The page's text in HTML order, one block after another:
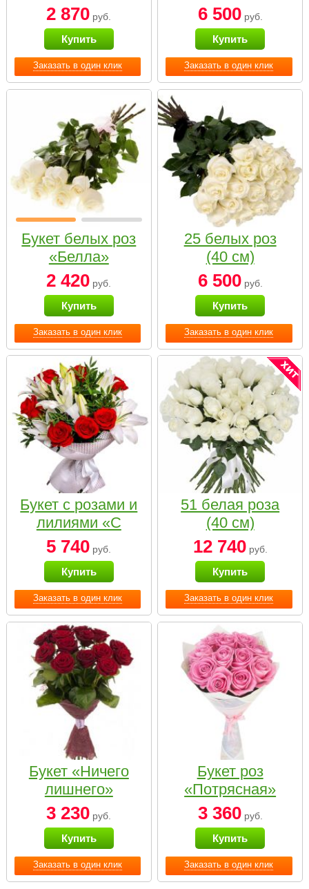
Заказать в один клик
2 870 руб.
Купить
Заказать в один клик
6 500руб.
Купить
Заказать в один клик
Букет белых роз
«Белла»
2 420 руб.
Купить
Заказать в один клик
25 белых роз
(40 см)
6 500руб.
Купить
Заказать в один клик
Букет с розами и
лилиями «С
наилучшими
пожеланиями»
5 740 руб.
Купить
Заказать в один клик
51 белая роза
(40 см)
12 740руб.
Купить
Заказать в один клик
Букет «Ничего
лишнего»
3 230 руб.
Купить
Заказать в один клик
Букет роз
«Потрясная»
3 360руб.
Купить